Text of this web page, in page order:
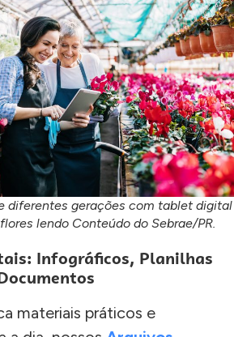
diferentes gerações com tablet digital
lendo Conteúdo do Sebrae/PR.
Infográficos, Planilhas
materiais práticos e